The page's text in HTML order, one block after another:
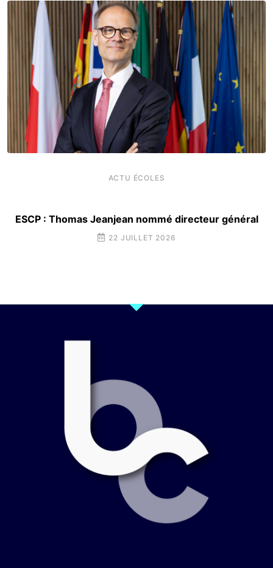
ACTU ÉCOLES
ESCP : Thomas Jeanjean nommé directeur général
22 JUILLET 2026